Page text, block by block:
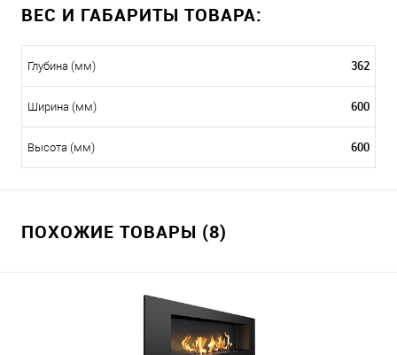
ВЕС И ГАБАРИТЫ ТОВАРА:
Глубина (мм) 362
Ширина (мм) 600
Высота (мм) 600
ПОХОЖИЕ ТОВАРЫ (8)